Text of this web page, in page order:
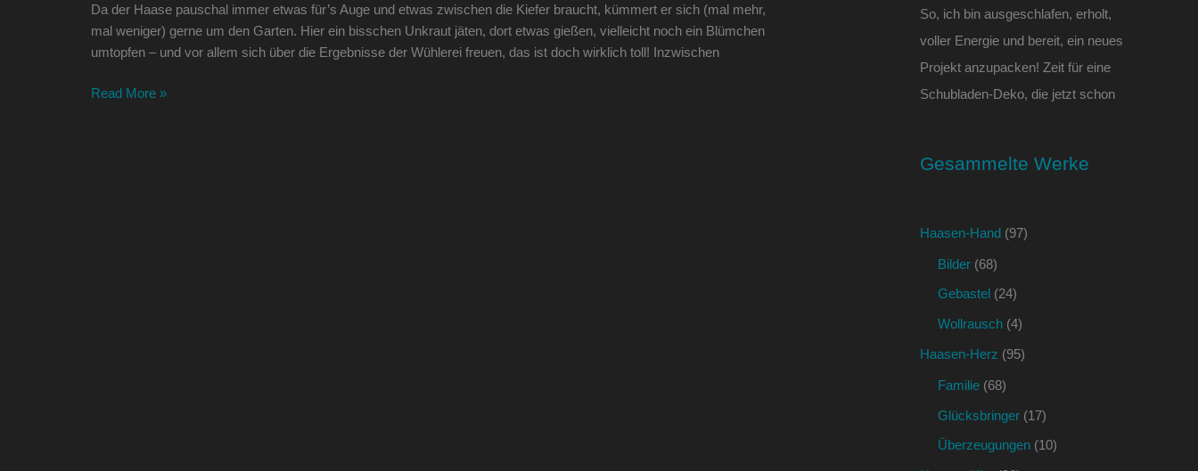
Da der Haase pauschal immer etwas für’s Auge und etwas zwischen die Kiefer braucht, kümmert er sich (mal mehr,
mal weniger) gerne um den Garten. Hier ein bisschen Unkraut jäten, dort etwas gießen, vielleicht noch ein Blümchen
umtopfen – und vor allem sich über die Ergebnisse der Wühlerei freuen, das ist doch wirklich toll! Inzwischen
Garten…
Read More »
So, ich bin ausgeschlafen, erholt,
voller Energie und bereit, ein neues
Projekt anzupacken! Zeit für eine
Schubladen-Deko, die jetzt schon
Gesammelte Werke
Haasen-Hand (97)
Bilder (68)
Gebastel (24)
Wollrausch (4)
Haasen-Herz (95)
Familie (68)
Glücksbringer (17)
Überzeugungen (10)